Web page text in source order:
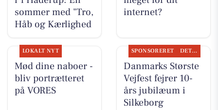
sommer med "Tro,
Håb og Kærlighed
internet?
LOKALT NYT
Mød dine naboer -
bliv portrætteret
på VORES
SPONSORERET DET SKER
Danmarks Største
Vejfest fejrer 10-
års jubilæum i
Silkeborg